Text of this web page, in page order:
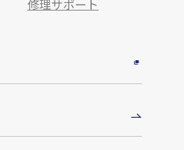
修理サポート